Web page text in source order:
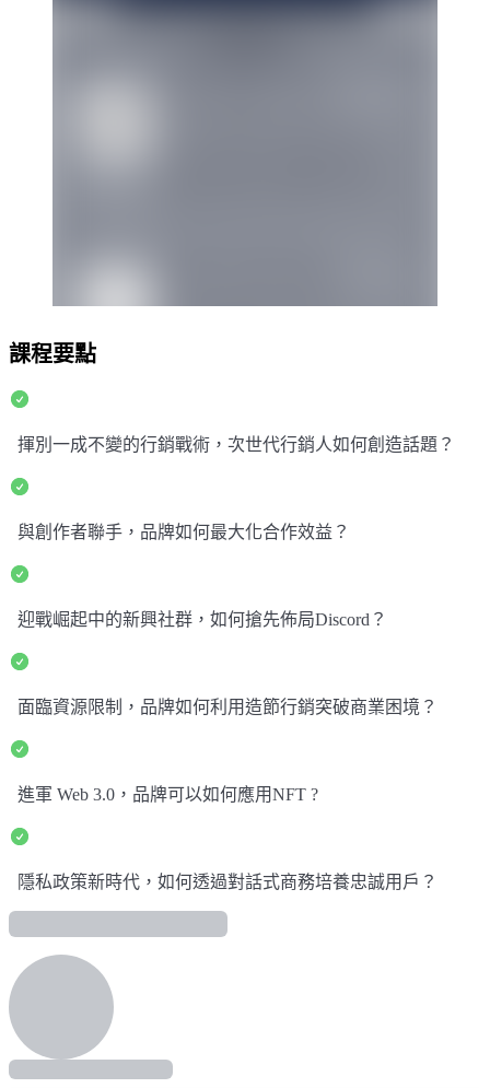
課程要點
揮別一成不變的行銷戰術，次世代行銷人如何創造話題？
與創作者聯手，品牌如何最大化合作效益？
迎戰崛起中的新興社群，如何搶先佈局Discord？
面臨資源限制，品牌如何利用造節行銷突破商業困境？
進軍 Web 3.0，品牌可以如何應用NFT ?
隱私政策新時代，如何透過對話式商務培養忠誠用戶？